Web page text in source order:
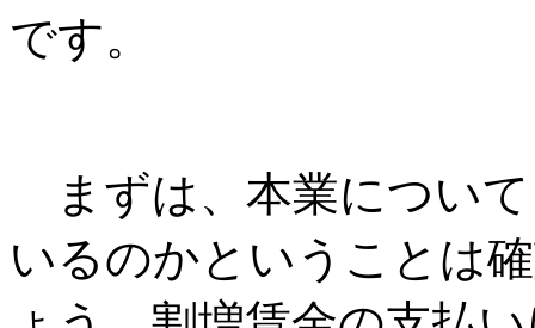
です。
まずは、本業につい
いるのかということは